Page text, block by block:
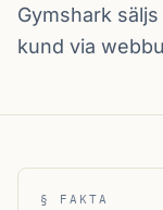
Gymshark
kund via
§ FAKTA